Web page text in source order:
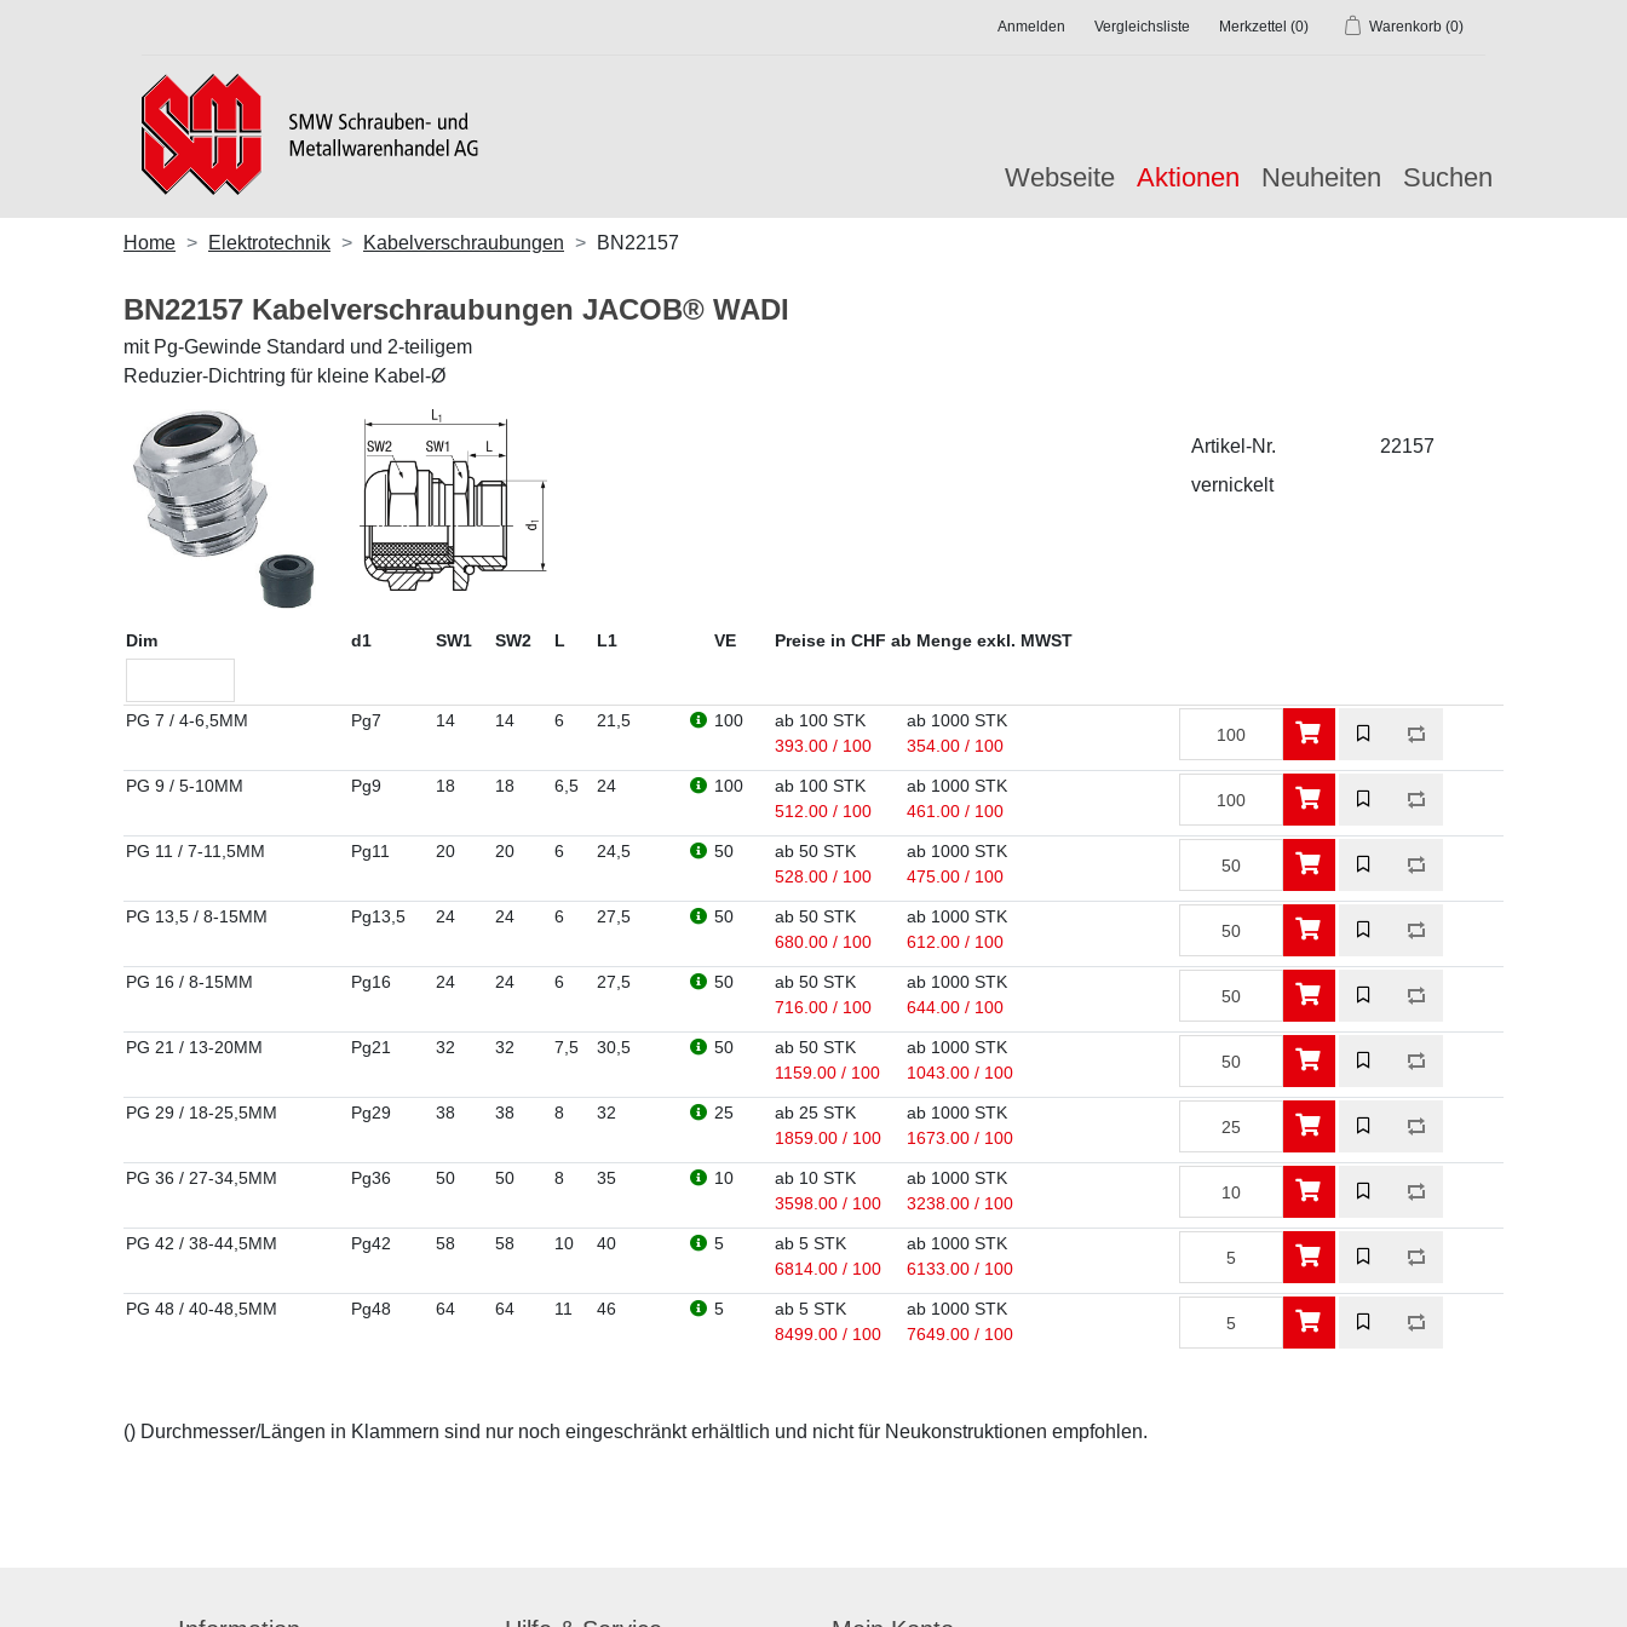
Anmelden Vergleichsliste Merkzettel (0) Warenkorb (0)
Webseite Aktionen Neuheiten Suchen
Home Elektrotechnik Kabelverschraubungen BN22157
BN22157 Kabelverschraubungen JACOB® WADI
mit Pg-Gewinde Standard und 2-teiligem
Reduzier-Dichtring für kleine Kabel-Ø
Artikel-Nr.
22157
vernickelt
Dim d1 SW1 SW2 L L1 VE Preise in CHF ab Menge exkl. MWST
PG 7 / 4-6,5MM Pg7 14 14 6 21,5 100
ab 100 STK
393.00 / 100
ab 1000 STK
354.00 / 100
PG 9 / 5-10MM Pg9 18 18 6,5 24 100
ab 100 STK
512.00 / 100
ab 1000 STK
461.00 / 100
PG 11 / 7-11,5MM Pg11 20 20 6 24,5 50
ab 50 STK
528.00 / 100
ab 1000 STK
475.00 / 100
PG 13,5 / 8-15MM Pg13,5 24 24 6 27,5 50
ab 50 STK
680.00 / 100
ab 1000 STK
612.00 / 100
PG 16 / 8-15MM Pg16 24 24 6 27,5 50
ab 50 STK
716.00 / 100
ab 1000 STK
644.00 / 100
PG 21 / 13-20MM Pg21 32 32 7,5 30,5 50
ab 50 STK
1159.00 / 100
ab 1000 STK
1043.00 / 100
PG 29 / 18-25,5MM Pg29 38 38 8 32 25
ab 25 STK
1859.00 / 100
ab 1000 STK
1673.00 / 100
PG 36 / 27-34,5MM Pg36 50 50 8 35 10
ab 10 STK
3598.00 / 100
ab 1000 STK
3238.00 / 100
PG 42 / 38-44,5MM Pg42 58 58 10 40 5
ab 5 STK
6814.00 / 100
ab 1000 STK
6133.00 / 100
PG 48 / 40-48,5MM Pg48 64 64 11 46 5
ab 5 STK
8499.00 / 100
ab 1000 STK
7649.00 / 100
() Durchmesser/Längen in Klammern sind nur noch eingeschränkt erhältlich und nicht für Neukonstruktionen empfohlen.